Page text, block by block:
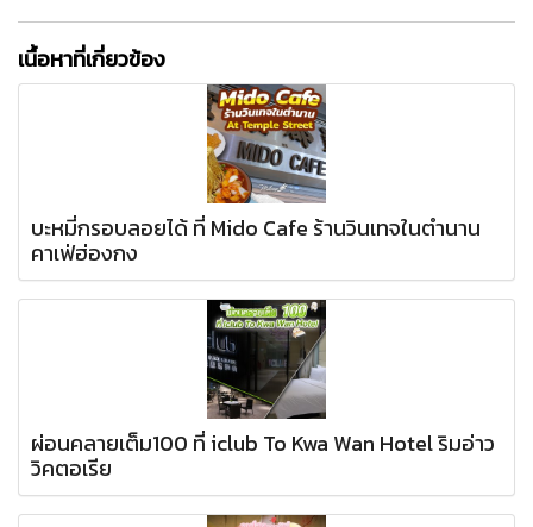
เนื้อหาที่เกี่ยวข้อง
บะหมี่กรอบลอยได้ ที่ Mido Cafe ร้านวินเทจในตำนาน
คาเฟ่ฮ่องกง
ผ่อนคลายเต็ม100 ที่ iclub To Kwa Wan Hotel ริมอ่าว
วิคตอเรีย